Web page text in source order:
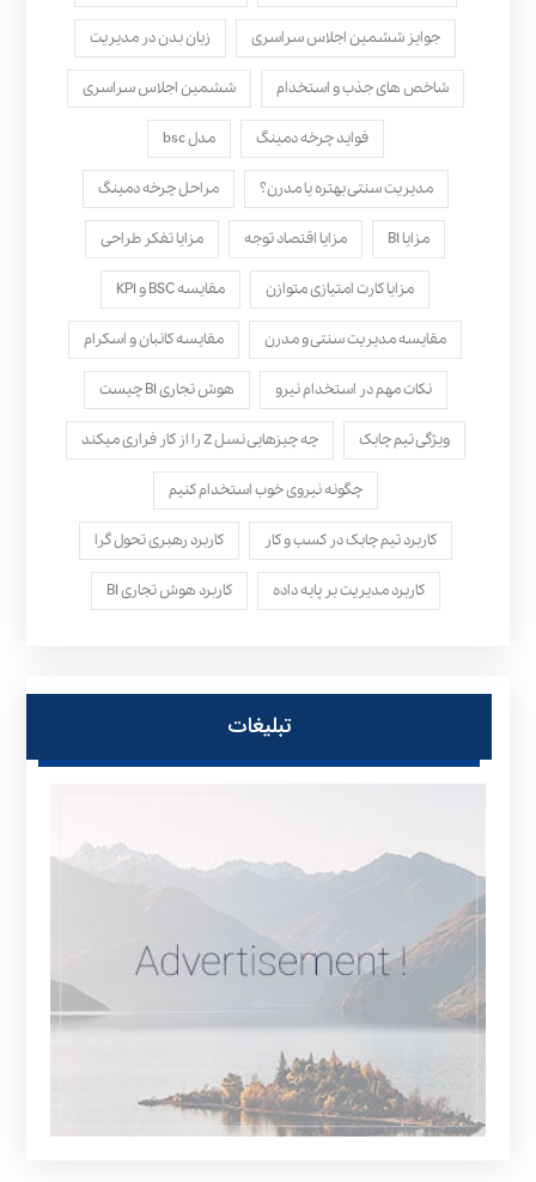
جوایز ششمین اجلاس سراسری زبان بدن در مدیریت
شاخص های جذب و استخدام ششمین اجلاس سراسری
فواید چرخه دمینگ مدل bsc
مدیریت سنتی بهتره یا مدرن؟ مراحل چرخه دمینگ
مزایا BI مزایا اقتصاد توجه مزایا تفکر طراحی
مزایا کارت امتیازی متوازن مقایسه BSC و KPI
مقایسه مدیریت سنتی و مدرن مقایسه کانبان و اسکرام
نکات مهم در استخدام نیرو هوش تجاری BI چیست
ویژگی تیم چابک چه چیزهایی نسل Z را از کار فراری میکند
چگونه نیروی خوب استخدام کنیم
کاربرد تیم چابک در کسب و کار کاربرد رهبری تحول‌ گرا
کاربرد مدیریت بر پایه داده کاربرد هوش تجاری BI
تبلیغات